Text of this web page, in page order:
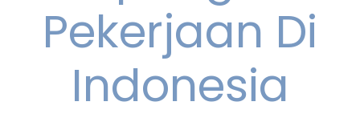
Pekerjaan Di
Indonesia